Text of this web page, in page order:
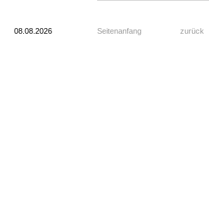
08.08.2026 Seitenanfang zurück